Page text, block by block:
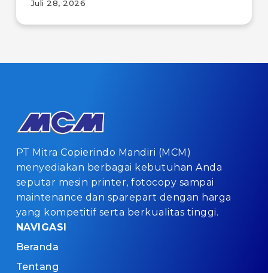
Juli 28, 2026
PT Mitra Copierindo Mandiri (MCM)
menyediakan berbagai kebutuhan Anda
seputar mesin printer, fotocopy sampai
maintenance dan sparepart dengan harga
yang kompetitif serta berkualitas tinggi.
NAVIGASI
Beranda
Tentang